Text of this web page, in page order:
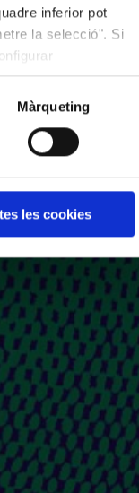
inferior pot
la selecció". Si
Màrqueting
les cookies